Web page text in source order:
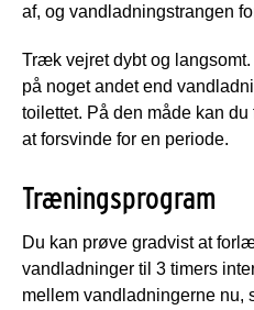
af, og vandladningstrangen
Træk vejret dybt og
på noget andet end
toilettet. På den måde kan
at forsvinde for en periode.
Træningsprogram
Du kan prøve gradvist at
vandladninger til 3 timers
mellem vandladningerne nu,